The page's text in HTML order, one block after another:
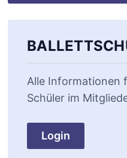
Alle Informationen
Schüler im
Login